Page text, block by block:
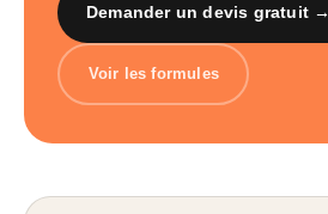
Demander un devis gratuit →
Voir les formules